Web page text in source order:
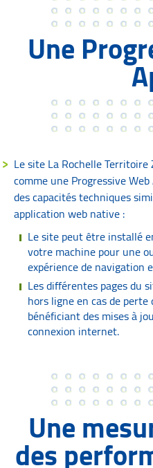
Une
Le site La Rochelle
comme une Progressive
des capacités techniques
application web native :
Le site peut être installé
votre machine pour une
expérience de navigation
Les différentes pages du
hors ligne en cas de
bénéficiant des mises à
connexion internet.
Une
des